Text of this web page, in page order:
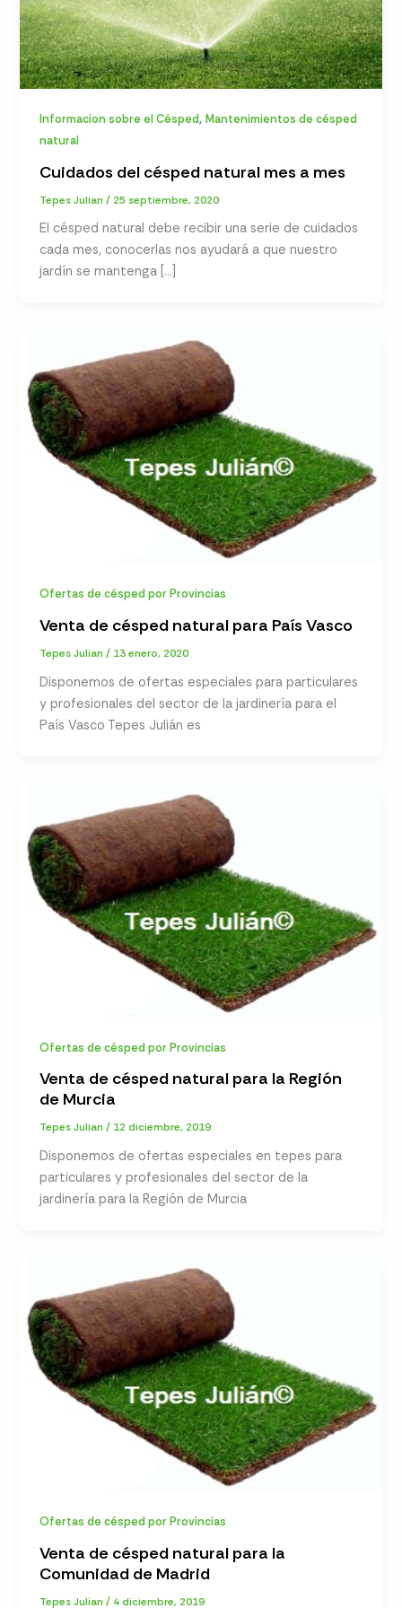
Informacion sobre el Césped,Mantenimientos de césped
natural
Cuidados del césped natural mes a mes
Tepes Julian/ 25 septiembre, 2020
El césped natural debe recibir una serie de cuidados
cada mes, conocerlas nos ayudará a que nuestro
jardín se mantenga […]
Ofertas de césped por Provincias
Venta de césped natural para País Vasco
Tepes Julian/ 13 enero, 2020
Disponemos de ofertas especiales para particulares
y profesionales del sector de la jardinería para el
País Vasco Tepes Julián es
Ofertas de césped por Provincias
Venta de césped natural para la Región
de Murcia
Tepes Julian/ 12 diciembre, 2019
Disponemos de ofertas especiales en tepes para
particulares y profesionales del sector de la
jardinería para la Región de Murcia
Ofertas de césped por Provincias
Venta de césped natural para la
Comunidad de Madrid
Tepes Julian/ 4 diciembre, 2019